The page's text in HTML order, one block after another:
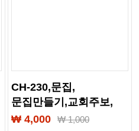
CH-230,문집,
문집만들기,교회주보,
교회요람,교회책자,
₩ 4,000 ₩1,000